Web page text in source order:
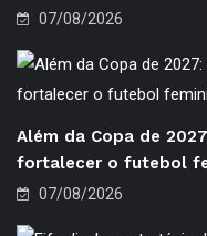
07/08/2026
Além da Copa de
fortalecer o futebol
07/08/2026